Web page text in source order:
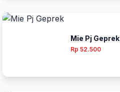
Mie Pj Geprek
Rp 52.500